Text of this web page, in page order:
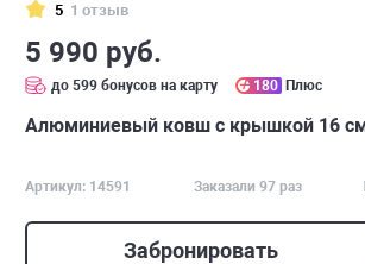
5 1 отзыв
5 990 руб.
до 599 бонусов на карту 180 Плюс
Алюминиевый ковш с крышкой 16
Артикул: 14591 Заказали 97 раз
Забронировать